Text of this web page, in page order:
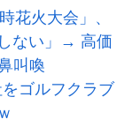
花火大会」、
ない」→ 高価
叫喚
をゴルフクラブ